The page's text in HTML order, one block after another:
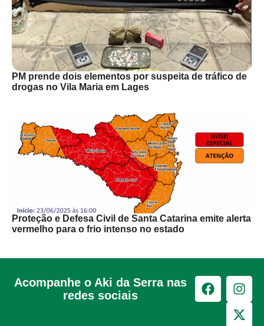
PM prende dois elementos por suspeita de tráfico de
drogas no Vila Maria em Lages
Proteção e Defesa Civil de Santa Catarina emite alerta
vermelho para o frio intenso no estado
Acompanhe o Aki da Serra nas
redes sociais